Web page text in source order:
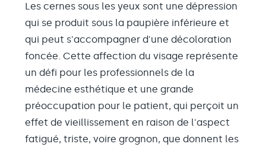
Les cernes sous les yeux sont une dépression
qui se produit sous la paupière inférieure et
qui peut s'accompagner d'une décoloration
foncée. Cette affection du visage représente
un défi pour les professionnels de la
médecine esthétique et une grande
préoccupation pour le patient, qui perçoit un
effet de vieillissement en raison de l'aspect
fatigué, triste, voire grognon, que donnent les